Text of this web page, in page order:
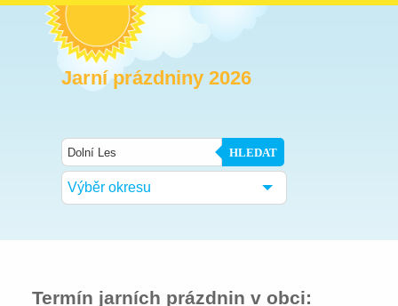
Jarní prázdniny 2026
HLEDAT
Výběr okresu
Termín jarních prázdnin v obci: